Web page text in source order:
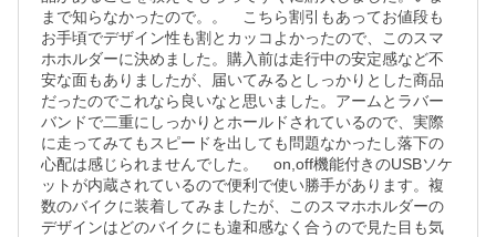
まで知らなかったので。。　こちら割引もあってお値段も
お手頃でデザイン性も割とカッコよかったので、このスマ
ホホルダーに決めました。購入前は走行中の安定感など不
安な面もありましたが、届いてみるとしっかりとした商品
だったのでこれなら良いなと思いました。アームとラバー
バンドで二重にしっかりとホールドされているので、実際
に走ってみてもスピードを出しても問題なかったし落下の
心配は感じられませんでした。　on,off機能付きのUSBソケ
ットが内蔵されているので便利で使い勝手があります。複
数のバイクに装着してみましたが、このスマホホルダーの
デザインはどのバイクにも違和感なく合うので見た目も気